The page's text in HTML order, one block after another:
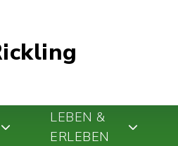
LEBEN &
ERLEBEN